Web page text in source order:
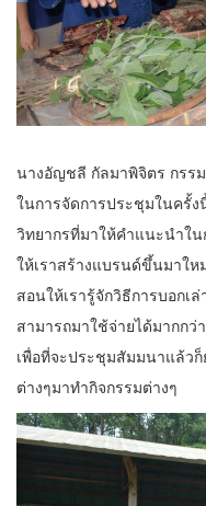
นางอัญชลี กัลมาพิจิตร กรร
ในการจัดการประชุมในครั้
วิทยากรที่มาให้คำแนะนำใน
ให้เราสร้างแบรนด์ขึ้นมาใ
สอนให้เรารู้จักวิธีการบอกเ
สามารถมาใช้จ่ายได้มากกว่
เพื่อที่จะประชุมสัมมนาแล้วก็
ต่างๆมาทำกิจกรรมต่างๆ